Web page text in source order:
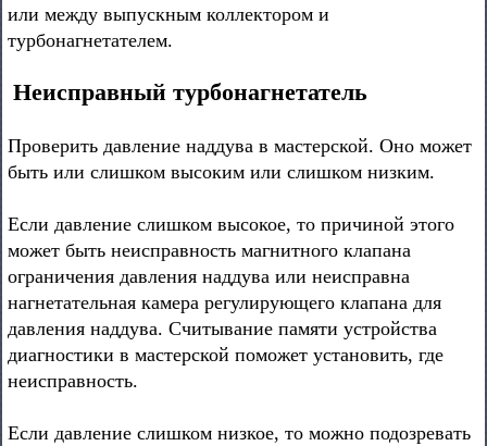
или между выпускным коллектором и
турбонагнетателем.
Неисправный турбонагнетатель
Проверить давление наддува в мастерской. Оно может
быть или слишком высоким или слишком низким.
Если давление слишком высокое, то причиной этого
может быть неисправность магнитного клапана
ограничения давления наддува или неисправна
нагнетательная камера регулирующего клапана для
давления наддува. Считывание памяти устройства
диагностики в мастерской поможет установить, где
неисправность.
Если давление слишком низкое, то можно подозревать